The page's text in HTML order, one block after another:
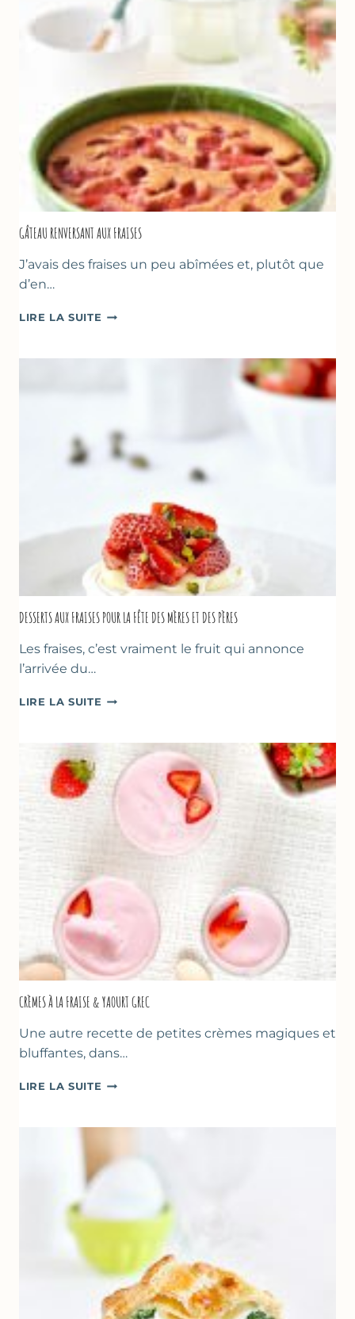
GÂTEAU RENVERSANT AUX FRAISES
J’avais des fraises un peu abîmées et, plutôt que
d’en…
LIRE LA SUITE GÂTEAU
FRAISES
DESSERTS AUX FRAISES POUR LA FÊTE DES MÈRES ET DES PÈRES
Les fraises, c’est vraiment le fruit qui annonce
l’arrivée du…
LIRE LA SUITE DESSERTS
POUR
FÊTE
DES
CRÈMES À LA FRAISE & YAOURT GREC
Une autre recette de petites crèmes magiques et
bluffantes, dans…
LIRE LA SUITE CRÈMES
FRAISE
YAOURT
GREC